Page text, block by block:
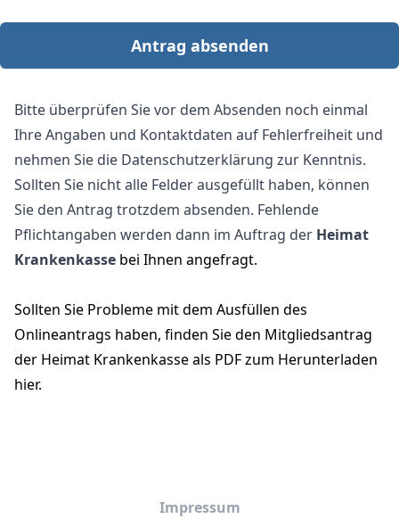
Antrag absenden
Bitte überprüfen Sie vor dem Absenden noch einmal
Ihre Angaben und Kontaktdaten auf Fehlerfreiheit und
nehmen Sie die Datenschutzerklärung zur Kenntnis.
Sollten Sie nicht alle Felder ausgefüllt haben, können
Sie den Antrag trotzdem absenden. Fehlende
Pflichtangaben werden dann im Auftrag der Heimat
Krankenkasse bei Ihnen angefragt.
Sollten Sie Probleme mit dem Ausfüllen des
Onlineantrags haben, finden Sie den Mitgliedsantrag
der Heimat Krankenkasse als PDF zum Herunterladen
hier.
Impressum